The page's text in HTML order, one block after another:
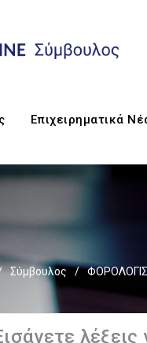
Επιχειρηματικά
Σύμβουλος /